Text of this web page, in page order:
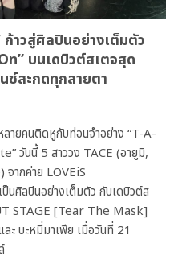
ก้าวสู่ศิลปินอย่างเต็มตัว
บนเดบิวต์สเตจสุด
ซ์สะกดทุกสายตา
ายคนติดหูกับท่อนจำอย่าง “T-A-
วันนี้ 5 สาววง TACE (อายูมิ,
จากค่าย LOVEiS
นศิลปินอย่างเต็มตัว กับเดบิวต์ส
STAGE [Tear The Mask]
ะ บะหมี่มาเฟีย เมื่อวันที่ 21